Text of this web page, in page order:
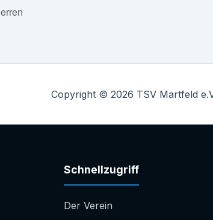
Copyright © 2026 TSV Martfeld
Schnellzugriff
Der Verein